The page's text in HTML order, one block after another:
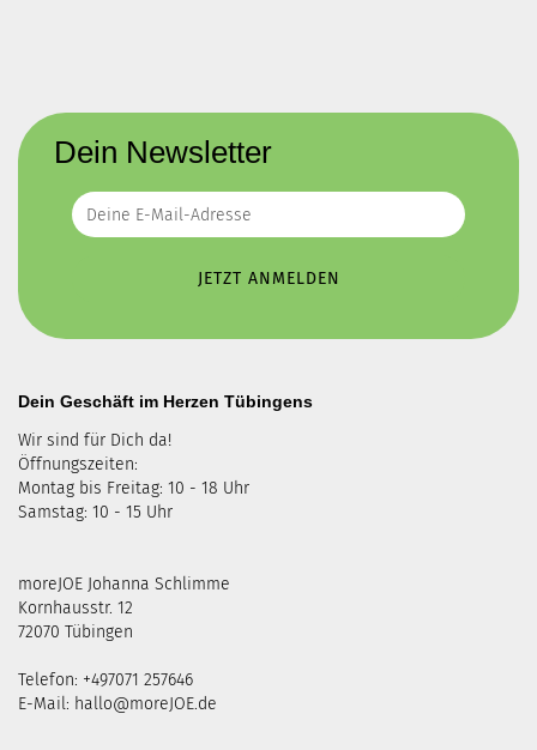
Dein Newsletter
Dein Geschäft im Herzen Tübingens
Wir sind für Dich da!
Öffnungszeiten:
Montag bis Freitag: 10 - 18 Uhr
Samstag: 10 - 15 Uhr
moreJOE Johanna Schlimme
Kornhausstr. 12
72070 Tübingen
Telefon: +497071 257646
E-Mail: hallo@moreJOE.de